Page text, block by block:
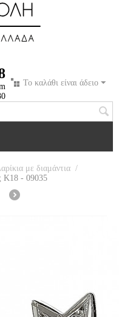
Το καλάθι είναι άδειο
με διαμάντια /
Κ18 - 09035